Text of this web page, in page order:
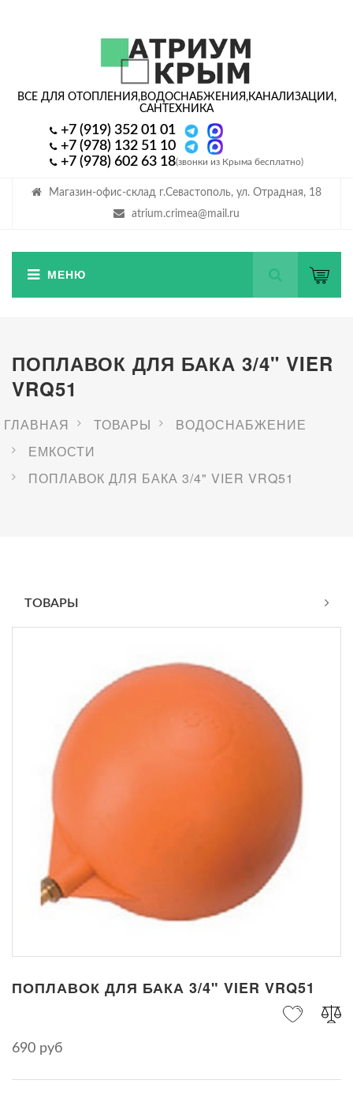
Магазин-офис-склад г.Севастополь, ул. Отрадная, 18
atrium.crimea@mail.ru
ВСЕ ДЛЯ ОТОПЛЕНИЯ,ВОДОСНАБЖЕНИЯ,КАНАЛИЗАЦИИ,
САНТЕХНИКА
+7 (919) 352 01 01
+7 (978) 132 51 10
+7 (978) 602 63 18(звонки из Крыма бесплатно)
ПОПЛАВОК ДЛЯ БАКА 3/4" VIER
VRQ51
ГЛАВНАЯ ТОВАРЫ
BОДОСНАБЖЕНИЕ
ЕМКОСТИ
ПОПЛАВОК ДЛЯ БАКА 3/4" VIER VRQ51
ТОВАРЫ
ПОПЛАВОК ДЛЯ БАКА 3/4" VIER VRQ51
690 руб